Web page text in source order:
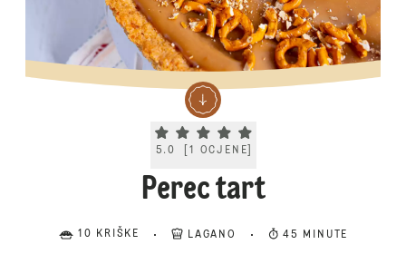
Current rating 5.0. Click to rate.
5.0 1 OCJENE
Perec tart
10 KRIŠKE LAGANO 45 MINUTE